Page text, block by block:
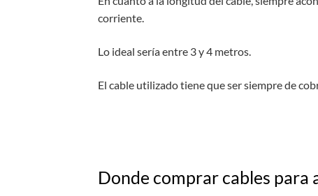
corriente.
Lo ideal sería entre 3 y 4 metros.
El cable utilizado tiene que ser siempre de
Donde comprar cables para